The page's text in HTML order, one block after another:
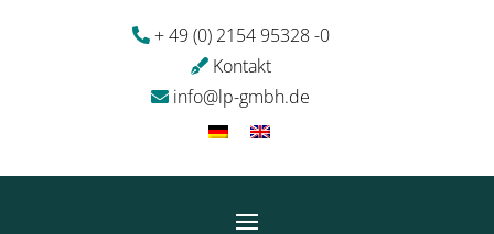
+ 49 (0) 2154 95328 -0
Kontakt
info@lp-gmbh.de